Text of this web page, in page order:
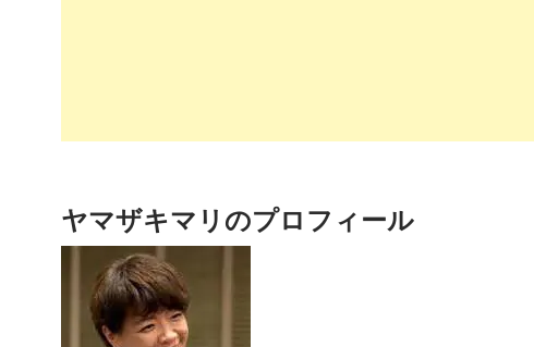
ヤマザキマリのプロフィール